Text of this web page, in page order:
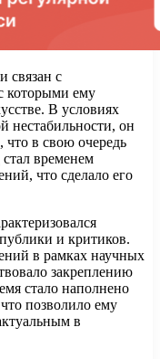
связан с
которыми ему
В условиях
нестабильности, он
что в свою очередь
стал временем
что сделало его
и критиков.
в рамках научных
закреплению
стало наполнено
позволило ему
в